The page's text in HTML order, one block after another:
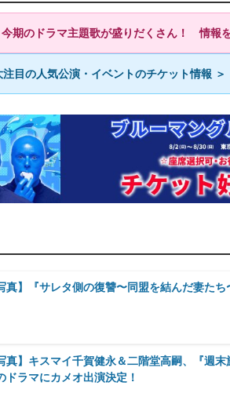
今期のドラマ主題歌が盛りだくさん！ 情報
注目の人気公演・イベントのチケット情報 ＞
真】『サレタ側の復讐〜同盟を結んだ妻た
真】キスマイ千賀健永＆二階堂高嗣、『週
ドラマにカメオ出演決定！